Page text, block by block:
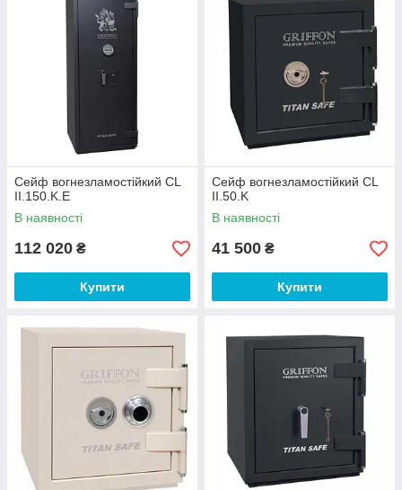
Сейф вогнезламостійкий CL
II.150.K.E
В наявності
112 020 ₴
Купити
Сейф вогнезламостійкий CL
II.50.K
В наявності
41 500 ₴
Купити